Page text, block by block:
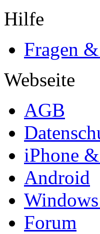
Hilfe
Fragen
Webseite
AGB
iPhone
Android
Forum